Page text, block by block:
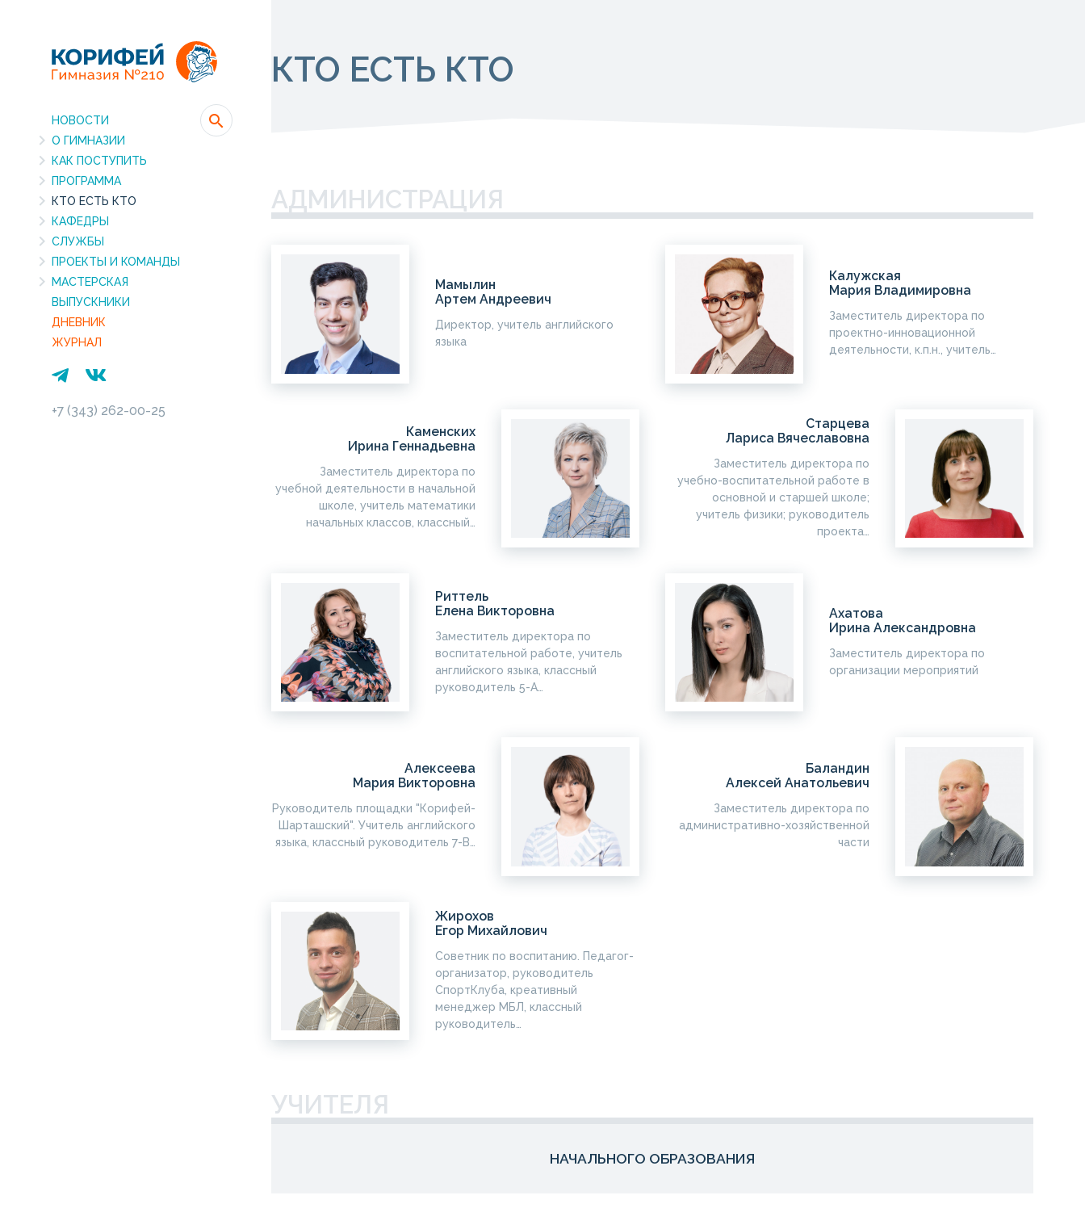
НОВОСТИ
О ГИМНАЗИИ
КАК ПОСТУПИТЬ
ПРОГРАММА
КТО ЕСТЬ КТО
КАФЕДРЫ
СЛУЖБЫ
ПРОЕКТЫ И КОМАНДЫ
МАСТЕРСКАЯ
ВЫПУСКНИКИ
ДНЕВНИК
ЖУРНАЛ
+7 (343) 262-00-25
КТО ЕСТЬ КТО
АДМИНИСТРАЦИЯ
Мамылин
Артем Андреевич
Директор, учитель английского
языка
Калужская
Мария Владимировна
Заместитель директора по
проектно-инновационной
деятельности, к.п.н., учитель…
Каменских
Ирина Геннадьевна
Заместитель директора по
учебной деятельности в начальной
школе, учитель математики
начальных классов, классный…
Старцева
Лариса Вячеславовна
Заместитель директора по
учебно-воспитательной работе в
основной и старшей школе;
учитель физики; руководитель
проекта…
Риттель
Елена Викторовна
Заместитель директора по
воспитательной работе, учитель
английского языка, классный
руководитель 5-А…
Ахатова
Ирина Александровна
Заместитель директора по
организации мероприятий
Алексеева
Мария Викторовна
Руководитель площадки "Корифей-
Шарташский". Учитель английского
языка, классный руководитель 7-В…
Баландин
Алексей Анатольевич
Заместитель директора по
административно-хозяйственной
части
Жирохов
Егор Михайлович
Советник по воспитанию. Педагог-
организатор, руководитель
СпортКлуба, креативный
менеджер МБЛ, классный
руководитель…
УЧИТЕЛЯ
НАЧАЛЬНОГО ОБРАЗОВАНИЯ